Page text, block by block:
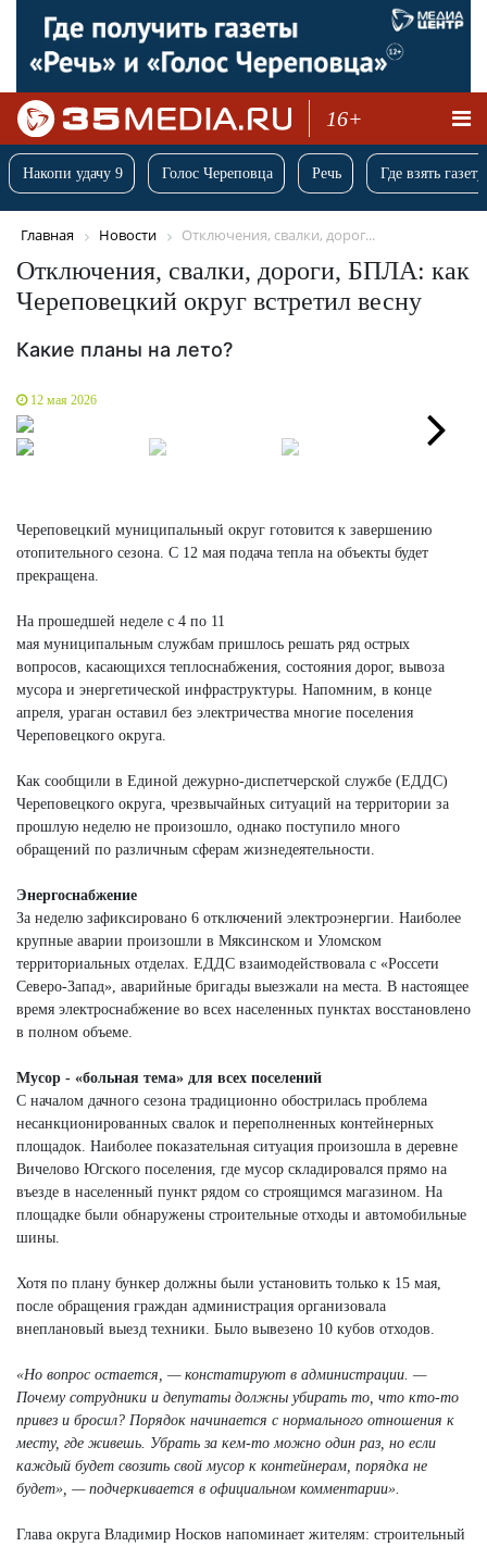
16+
Накопи удачу 9 Голос Череповца Речь Где взять
Главная Новости Отключения, свалки, дорог...
Отключения, свалки, дороги, БПЛА: как
Череповецкий округ встретил весну
Какие планы на лето?
12 мая 2026
Череповецкий муниципальный округ готовится к завершению
отопительного сезона. С 12 мая подача тепла на объекты будет
прекращена.
На прошедшей неделе с 4 по 11
мая муниципальным службам пришлось решать ряд острых
вопросов, касающихся теплоснабжения, состояния дорог, вывоза
мусора и энергетической инфраструктуры. Напомним, в конце
апреля, ураган оставил без электричества многие поселения
Череповецкого округа.
Как сообщили в Единой дежурно-диспетчерской службе (ЕДДС)
Череповецкого округа, чрезвычайных ситуаций на территории за
прошлую неделю не произошло, однако поступило много
обращений по различным сферам жизнедеятельности.
Энергоснабжение
За неделю зафиксировано 6 отключений электроэнергии. Наиболее
крупные аварии произошли в Мяксинском и Уломском
территориальных отделах. ЕДДС взаимодействовала с «Россети
Северо-Запад», аварийные бригады выезжали на места. В настоящее
время электроснабжение во всех населенных пунктах восстановлено
в полном объеме.
Мусор - «больная тема» для всех поселений
С началом дачного сезона традиционно обострилась проблема
несанкционированных свалок и переполненных контейнерных
площадок. Наиболее показательная ситуация произошла в деревне
Вичелово Югского поселения, где мусор складировался прямо на
въезде в населенный пункт рядом со строящимся магазином. На
площадке были обнаружены строительные отходы и автомобильные
шины.
Хотя по плану бункер должны были установить только к 15 мая,
после обращения граждан администрация организовала
внеплановый выезд техники. Было вывезено 10 кубов отходов.
«Но вопрос остается, — констатируют в администрации. —
Почему сотрудники и депутаты должны убирать то, что кто-то
привез и бросил? Порядок начинается с нормального отношения к
месту, где живешь. Убрать за кем-то можно один раз, но если
каждый будет свозить свой мусор к контейнерам, порядка не
будет», — подчеркивается в официальном комментарии».
Глава округа Владимир Носков напоминает жителям: строительный